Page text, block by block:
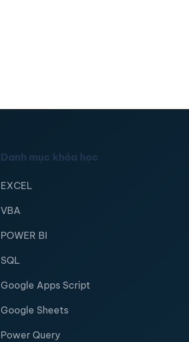
Danh mục khóa học
EXCEL
VBA
POWER BI
SQL
Google Apps Script
Google Sheets
Power Query